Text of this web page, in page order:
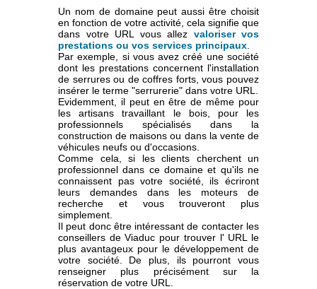
Un nom de domaine peut aussi être choisit
en fonction de votre activité, cela signifie que
dans votre URL vous allez valoriser vos
prestations ou vos services principaux
Par exemple, si vous avez créé une société
dont les prestations concernent l'installation
de serrures ou de coffres forts, vous pouvez
insérer le terme "serrurerie" dans votre URL.
Evidemment, il peut en être de même pour
les artisans travaillant le bois, pour les
professionnels spécialisés dans la
construction de maisons ou dans la vente de
véhicules neufs ou d'occasions.
Comme cela, si les clients cherchent un
professionnel dans ce domaine et qu'ils ne
connaissent pas votre société, ils écriront
leurs demandes dans les moteurs de
recherche et vous trouveront plus
simplement.
Il peut donc être intéressant de contacter les
conseillers de Viaduc pour trouver l' URL le
plus avantageux pour le développement de
votre société. De plus, ils pourront vous
renseigner plus précisément sur la
réservation de votre URL.